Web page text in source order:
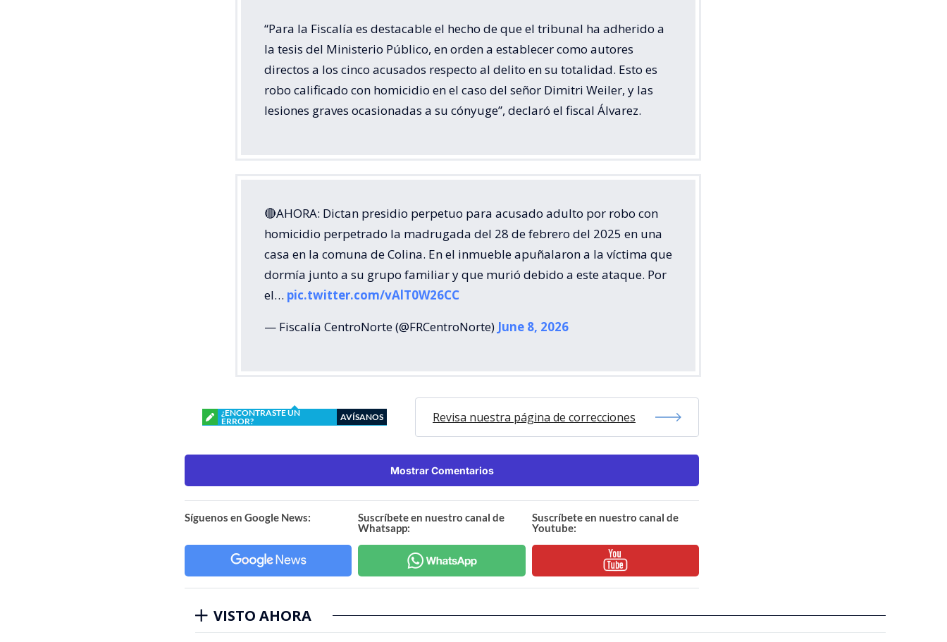
“Para la Fiscalía es destacable el hecho de que el tribunal ha adherido a
la tesis del Ministerio Público, en orden a establecer como autores
directos a los cinco acusados respecto al delito en su totalidad. Esto es
robo calificado con homicidio en el caso del señor Dimitri Weiler, y las
lesiones graves ocasionadas a su cónyuge”, declaró el fiscal Álvarez.
🔴AHORA: Dictan presidio perpetuo para acusado adulto por robo con
homicidio perpetrado la madrugada del 28 de febrero del 2025 en una
casa en la comuna de Colina. En el inmueble apuñalaron a la víctima que
dormía junto a su grupo familiar y que murió debido a este ataque. Por
el… pic.twitter.com/vAlT0W26CC
— Fiscalía CentroNorte (@FRCentroNorte) June 8, 2026
¿ENCONTRASTE UN
ERROR?
AVÍSANOS Revisa nuestra página de correcciones
Mostrar Comentarios
Síguenos en Google News:
Suscríbete en nuestro canal de
Whatsapp:
Suscríbete en nuestro canal de
Youtube:
VISTO AHORA